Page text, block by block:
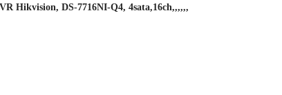
Hikvision, DS-7716NI-Q4, 4sata,16ch,,,,,,